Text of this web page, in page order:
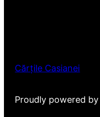
Cărțile Casianei
Proudly powered